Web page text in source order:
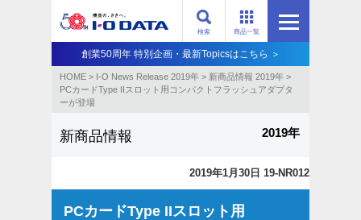
商品一覧
検索
創業50周年 特別企画・最新Topicsはこちら ＞
HOME > I-O News Release 2019年 > 新商品情報 2019年 >
PCカードType IIスロット用コンパクトフラッシュアダプタ
ーが登場
新商品情報 2019年
2019年1月30日 19-NR012
PCカードType IIスロット用